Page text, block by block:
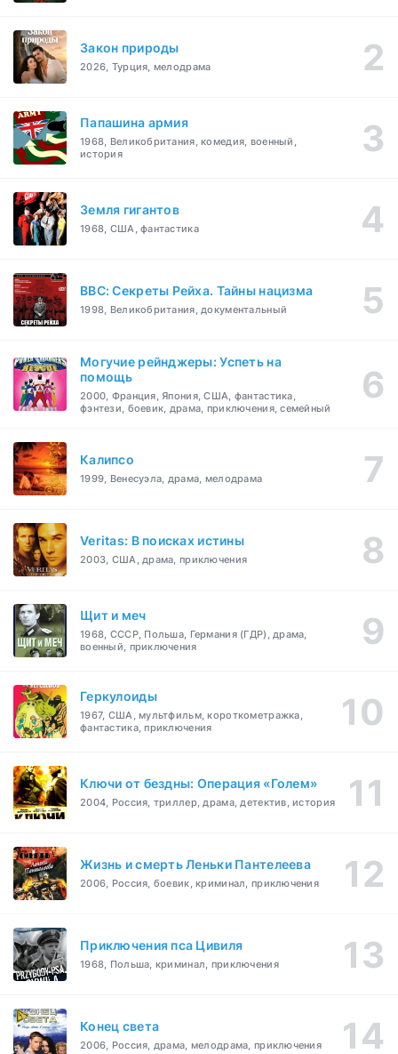
Закон природы
2026, Турция, мелодрама
Папашина армия
1968, Великобритания, комедия, военный,
история
Земля гигантов
1968, США, фантастика
BBC: Секреты Рейха. Тайны нацизма
1998, Великобритания, документальный
Могучие рейнджеры: Успеть на
помощь
2000, Франция, Япония, США, фантастика,
фэнтези, боевик, драма, приключения, семейный
Калипсо
1999, Венесуэла, драма, мелодрама
Veritas: В поисках истины
2003, США, драма, приключения
Щит и меч
1968, СССР, Польша, Германия (ГДР), драма,
военный, приключения
Геркулоиды
1967, США, мультфильм, короткометражка,
фантастика, приключения
Ключи от бездны: Операция «Голем»
2004, Россия, триллер, драма, детектив, история
Жизнь и смерть Леньки Пантелеева
2006, Россия, боевик, криминал, приключения
Приключения пса Цивиля
1968, Польша, криминал, приключения
Конец света
2006, Россия, драма, мелодрама, приключения